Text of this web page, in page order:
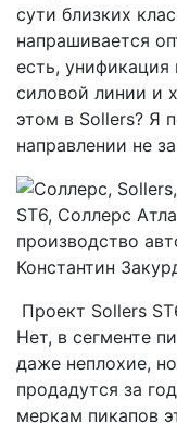
сути близких
напрашивается
есть,
силовой линии и
этом в Sollers? Я
направлении не
Проект Sollers
Нет, в сегменте
даже неплохие,
продадутся за
меркам пикапов